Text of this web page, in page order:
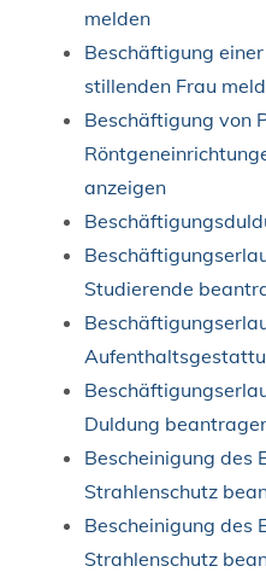
melden
Beschäftigung
stillenden Frau
Beschäftigung von
anzeigen
Studierende
Duldung
Bescheinigung des
Strahlenschutz
Bescheinigung des
Strahlenschutz